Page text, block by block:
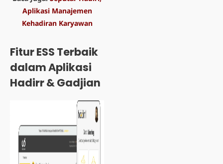
Aplikasi Manajemen
Kehadiran Karyawan
Fitur ESS Terbaik
dalam Aplikasi
Hadirr & Gadjian